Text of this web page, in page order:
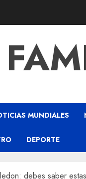
MUNDIALES
DEPORTE
debes saber